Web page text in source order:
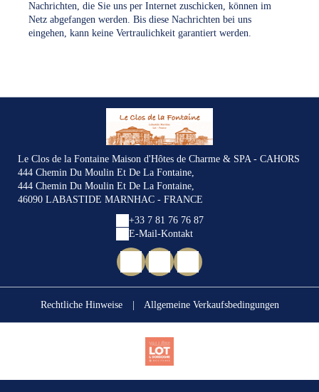
Nachrichten, die Sie uns per Internet zuschicken, können im
Netz abgefangen werden. Bis diese Nachrichten bei uns
eingehen, kann keine Vertraulichkeit garantiert werden.
Le Clos de la Fontaine Maison d'Hôtes de Charme & SPA - CAHORS
444 Chemin Du Moulin Et De La Fontaine,
444 Chemin Du Moulin Et De La Fontaine,
46090 LABASTIDE MARNHAC - FRANCE
+33 7 81 76 76 87
E-Mail-Kontakt
Rechtliche Hinweise Allgemeine Verkaufsbedingungen